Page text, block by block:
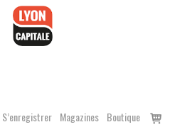
S’enregistrer Magazines Boutique
Voir